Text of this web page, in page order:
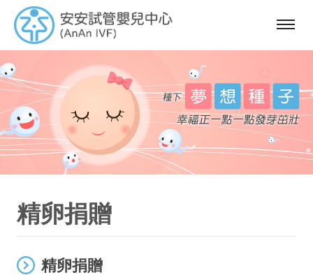
選
精卵捐贈
精卵捐贈